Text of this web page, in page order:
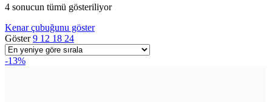
4 sonucun tümü gösteriliyorEn
Kenar çubuğunu göster
Göster9 12 18 24
-13%